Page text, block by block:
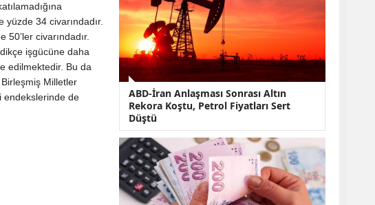
34 civarındadır.
civarındadır.
işgücüne daha
edilmektedir. Bu da
Birleşmiş Milletler
endekslerinde de
ABD-İran Anlaşması Sonrası Altın
Rekora Koştu, Petrol Fiyatları Sert
Düştü